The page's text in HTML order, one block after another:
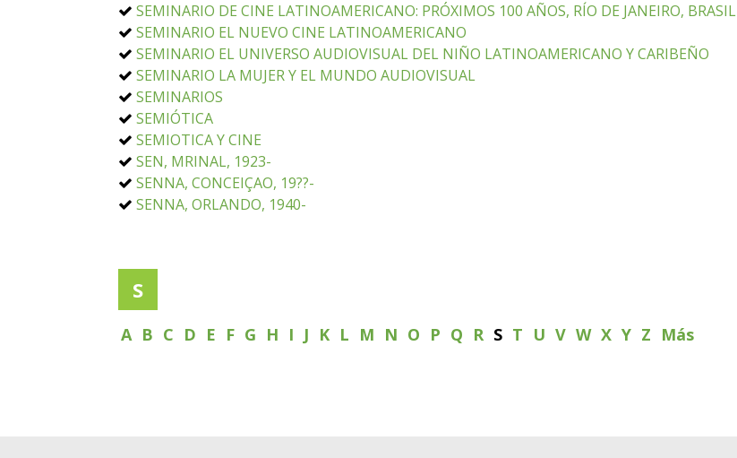
SEMINARIO DE CINE LATINOAMERICANO: PRÓXIMOS 100 AÑOS, RÍO DE JANEIRO, BRASIL
SEMINARIO EL NUEVO CINE LATINOAMERICANO
SEMINARIO EL UNIVERSO AUDIOVISUAL DEL NIÑO LATINOAMERICANO Y CARIBEÑO
SEMINARIO LA MUJER Y EL MUNDO AUDIOVISUAL
SEMINARIOS
SEMIÓTICA
SEMIOTICA Y CINE
SEN, MRINAL, 1923-
SENNA, CONCEIÇAO, 19??-
SENNA, ORLANDO, 1940-
S
A B C D E F G H I J K L M N O P Q R S T U V W X Y Z Más